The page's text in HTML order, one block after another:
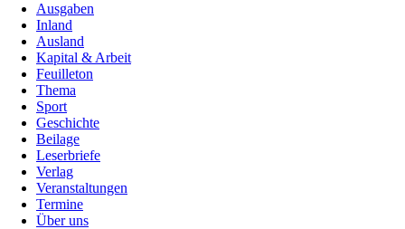
Ausgaben
Inland
Ausland
Kapital & Arbeit
Feuilleton
Thema
Sport
Geschichte
Beilage
Leserbriefe
Verlag
Veranstaltungen
Termine
Über uns